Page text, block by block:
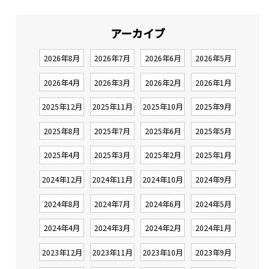
アーカイブ
2026年8月 2026年7月 2026年6月 2026年5月
2026年4月 2026年3月 2026年2月 2026年1月
2025年12月 2025年11月 2025年10月 2025年9月
2025年8月 2025年7月 2025年6月 2025年5月
2025年4月 2025年3月 2025年2月 2025年1月
2024年12月 2024年11月 2024年10月 2024年9月
2024年8月 2024年7月 2024年6月 2024年5月
2024年4月 2024年3月 2024年2月 2024年1月
2023年12月 2023年11月 2023年10月 2023年9月